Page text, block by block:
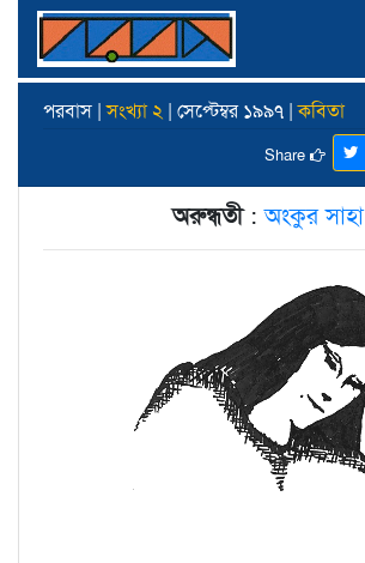
পরবাস |সংখ্যা ২ | সেপ্টেম্বর ১৯৯৭ |কবিতা
Share
অরুন্ধতী:অংকুর সাহা